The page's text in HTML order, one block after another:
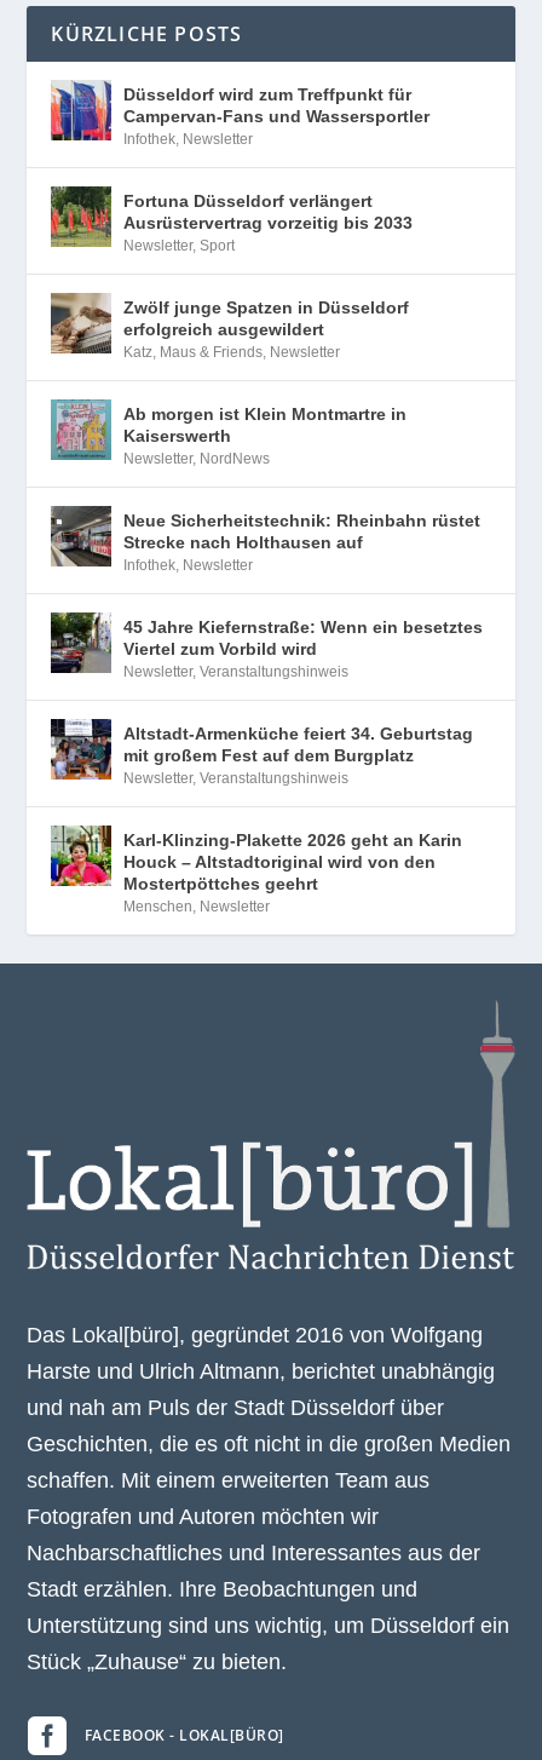
KÜRZLICHE POSTS
Düsseldorf wird zum Treffpunkt für
Campervan-Fans und Wassersportler
Infothek, Newsletter
Fortuna Düsseldorf verlängert
Ausrüstervertrag vorzeitig bis 2033
Newsletter,Sport
Zwölf junge Spatzen in Düsseldorf
erfolgreich ausgewildert
Katz, Maus & Friends, Newsletter
Ab morgen ist Klein Montmartre in
Kaiserswerth
Newsletter, NordNews
Neue Sicherheitstechnik: Rheinbahn rüstet
Strecke nach Holthausen auf
Infothek, Newsletter
45 Jahre Kiefernstraße: Wenn ein besetztes
Viertel zum Vorbild wird
Newsletter,Veranstaltungshinweis
Altstadt-Armenküche feiert 34. Geburtstag
mit großem Fest auf dem Burgplatz
Newsletter,Veranstaltungshinweis
Karl-Klinzing-Plakette 2026 geht an Karin
Houck – Altstadtoriginal wird von den
Mostertpöttches geehrt
Menschen, Newsletter
Das Lokal[büro], gegründet 2016 von Wolfgang
Harste und Ulrich Altmann, berichtet unabhängig
und nah am Puls der Stadt Düsseldorf über
Geschichten, die es oft nicht in die großen Medien
schaffen. Mit einem erweiterten Team aus
Fotografen und Autoren möchten wir
Nachbarschaftliches und Interessantes aus der
Stadt erzählen. Ihre Beobachtungen und
Unterstützung sind uns wichtig, um Düsseldorf ein
Stück „Zuhause“ zu bieten.
 FACEBOOK - LOKAL[BÜRO]